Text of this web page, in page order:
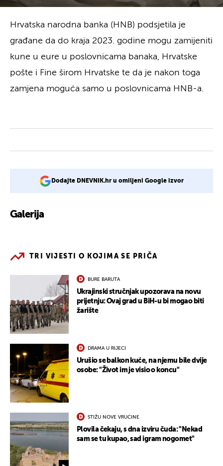
Hrvatska narodna banka (HNB) podsjetila je
građane da do kraja 2023. godine mogu zamijeniti
kune u eure u poslovnicama banaka, Hrvatske
pošte i Fine širom Hrvatske te da je nakon toga
zamjena moguća samo u poslovnicama HNB-a.
Dodajte DNEVNIK.hr u omiljeni Google izvor
Galerija
TRI VIJESTI O KOJIMA SE PRIČA
BURE BARUTA
Ukrajinski stručnjak upozorava na novu
prijetnju: Ovaj grad u BiH-u bi mogao biti
žarište
DRAMA U RIJECI
Urušio se balkon kuće, na njemu bile dvije
osobe: "Život im je visio o koncu"
STIŽU NOVE VRUĆINE
Plovila čekaju, s dna izviru čuda: "Nekad
sam se tu kupao, sad igram nogomet"